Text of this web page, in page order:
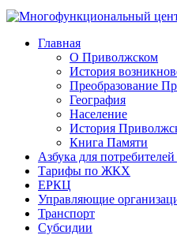
Главная
О Приволжском
История
Преобразование
География
Население
История
Книга Памяти
Азбука для
Тарифы по ЖКХ
ЕРКЦ
Управляющие
Транспорт
Субсидии